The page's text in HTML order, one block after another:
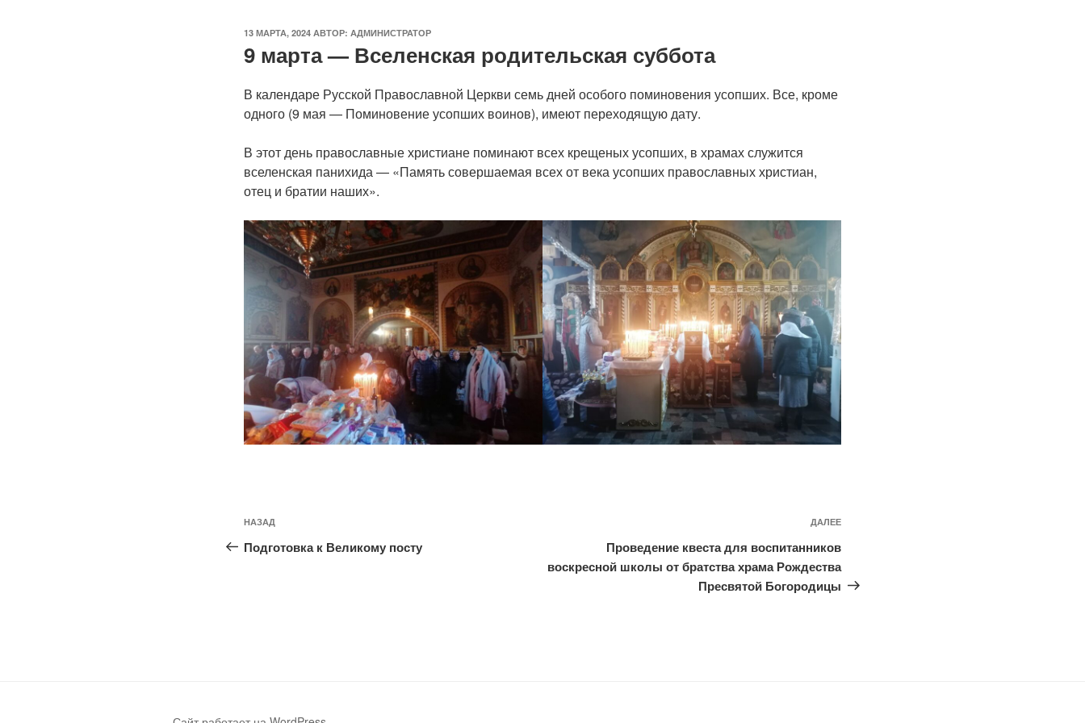
ОПУБЛИКОВАНО
13 МАРТА, 2024 АВТОР: АДМИНИСТРАТОР
9 марта — Вселенская родительская суббота
В календаре Русской Православной Церкви семь дней особого поминовения усопших. Все, кроме
одного (9 мая — Поминовение усопших воинов), имеют переходящую дату.
В этот день православные христиане поминают всех крещеных усопших, в храмах служится
вселенская панихида — «Память совершаемая всех от века усопших православных христиан,
отец и братии наших».
Навигация
по
записям
Предыдущая
запись:
НАЗАД
Подготовка к Великому посту
Следующая
запись
ДАЛЕЕ
Проведение квеста для воспитанников
воскресной школы от братства храма Рождества
Пресвятой Богородицы